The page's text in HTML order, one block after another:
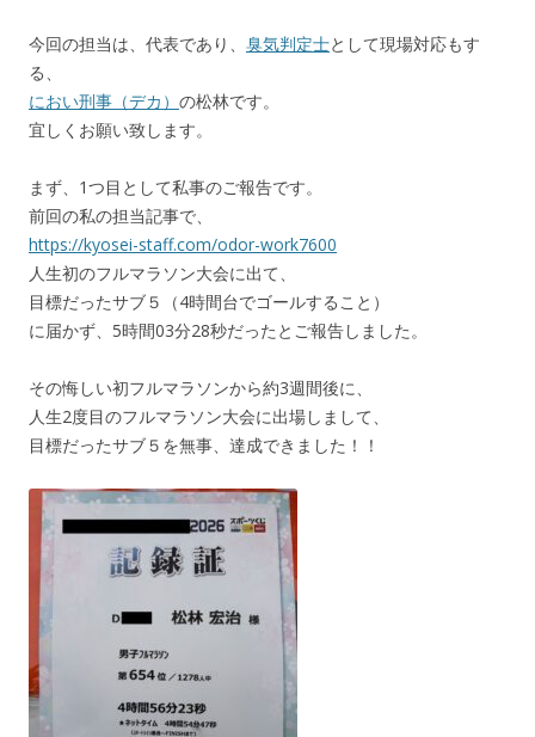
今回の担当は、代表であり、 臭気判定士として現場対応もす
る、
におい刑事（デカ） の松林です。
宜しくお願い致します。
まず、1つ目として私事のご報告です。
前回の私の担当記事で、
https://kyosei-staff.com/odor-work7600
人生初のフルマラソン大会に出て、
目標だったサブ５（4時間台でゴールすること）
に届かず、5時間03分28秒だったとご報告しました。
その悔しい初フルマラソンから約3週間後に、
人生2度目のフルマラソン大会に出場しまして、
目標だったサブ５を無事、達成できました！！